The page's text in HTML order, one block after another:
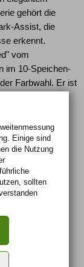
gehört die
Assist, die
erkennt.
vom
im 10-Speichen-
Farbwahl. Er ist
Metallic
sorgt der
/ 177 PS und
Dank
Abgas-
zu den
eine sportliche
IS 220d
Euro. Damit
Einige sind
die Nutzung
sollten